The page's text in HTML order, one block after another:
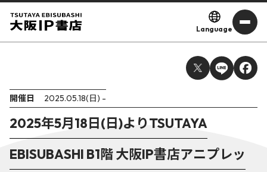
Language
開催日 2025.05.18(日) -
2025年5月18日(日)よりTSUTAYA
EBISUBASHI B1階 大阪IP書店アニプレッ